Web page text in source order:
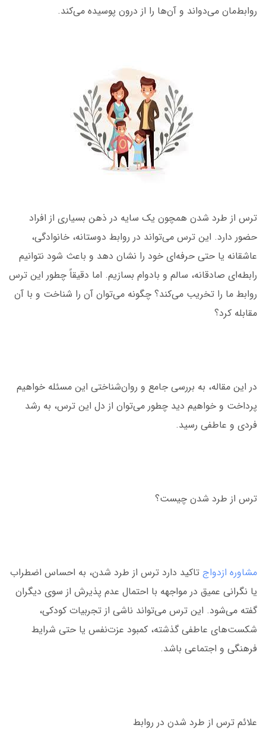
روابط‌مان می‌دواند و آن‌ها را از درون پوسیده می‌کند.
ترس از طرد شدن همچون یک سایه در ذهن بسیاری از افراد
حضور دارد. این ترس می‌تواند در روابط دوستانه، خانوادگی،
عاشقانه یا حتی حرفه‌ای خود را نشان دهد و باعث شود نتوانیم
رابطه‌ای صادقانه، سالم و بادوام بسازیم. اما دقیقاً چطور این ترس
روابط ما را تخریب می‌کند؟ چگونه می‌توان آن را شناخت و با آن
مقابله کرد؟
در این مقاله، به بررسی جامع و روان‌شناختی این مسئله خواهیم
پرداخت و خواهیم دید چطور می‌توان از دل این ترس، به رشد
فردی و عاطفی رسید.
ترس از طرد شدن چیست؟
مشاوره ازدواج تاکید دارد ترس از طرد شدن، به احساس اضطراب
یا نگرانی عمیق در مواجهه با احتمال عدم پذیرش از سوی دیگران
گفته می‌شود. این ترس می‌تواند ناشی از تجربیات کودکی،
شکست‌های عاطفی گذشته، کمبود عزت‌نفس یا حتی شرایط
فرهنگی و اجتماعی باشد.
علائم ترس از طرد شدن در روابط